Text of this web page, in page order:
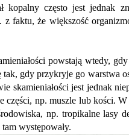
kopalny często jest jednak
faktu, że większość
powstają wtedy,
tak, gdy przykryje go warstwa
skamieniałości jest jednak
części, np. muszle lub kości.
np. tropikalne lasy
występowały.